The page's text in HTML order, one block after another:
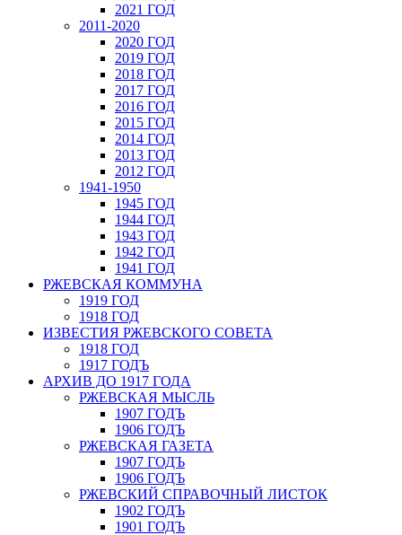
2021 ГОД
2011-2020
2020 ГОД
2019 ГОД
2018 ГОД
2017 ГОД
2016 ГОД
2015 ГОД
2014 ГОД
2013 ГОД
2012 ГОД
1941-1950
1945 ГОД
1944 ГОД
1943 ГОД
1942 ГОД
1941 ГОД
РЖЕВСКАЯ КОММУНА
1919 ГОД
1918 ГОД
ИЗВЕСТИЯ РЖЕВСКОГО СОВЕТА
1918 ГОД
1917 ГОДЪ
АРХИВ ДО 1917 ГОДА
РЖЕВСКАЯ МЫСЛЬ
1907 ГОДЪ
1906 ГОДЪ
РЖЕВСКАЯ ГАЗЕТА
1907 ГОДЪ
1906 ГОДЪ
РЖЕВСКИЙ СПРАВОЧНЫЙ ЛИСТОК
1902 ГОДЪ
1901 ГОДЪ